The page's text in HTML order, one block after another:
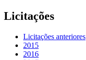
Licitações
Licitações anteriores
2015
2016